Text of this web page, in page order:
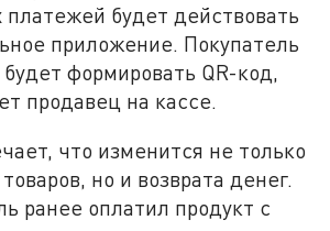
платежей будет действовать
приложение. Покупатель
формировать QR-код,
продавец на кассе.
что изменится не только
но и возврата денег.
ранее оплатил продукт с